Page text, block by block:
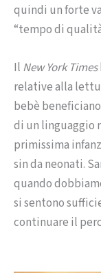
quindi un forte
“tempo di
Il New York Times
relative alla
bebè
di un linguaggio
primissima
sin da neonati.
quando
si sentono
continuare il